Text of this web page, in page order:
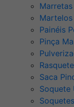
Marretas
Martelos
Painéis
Pinça
Rasquete
Saca
Soquete